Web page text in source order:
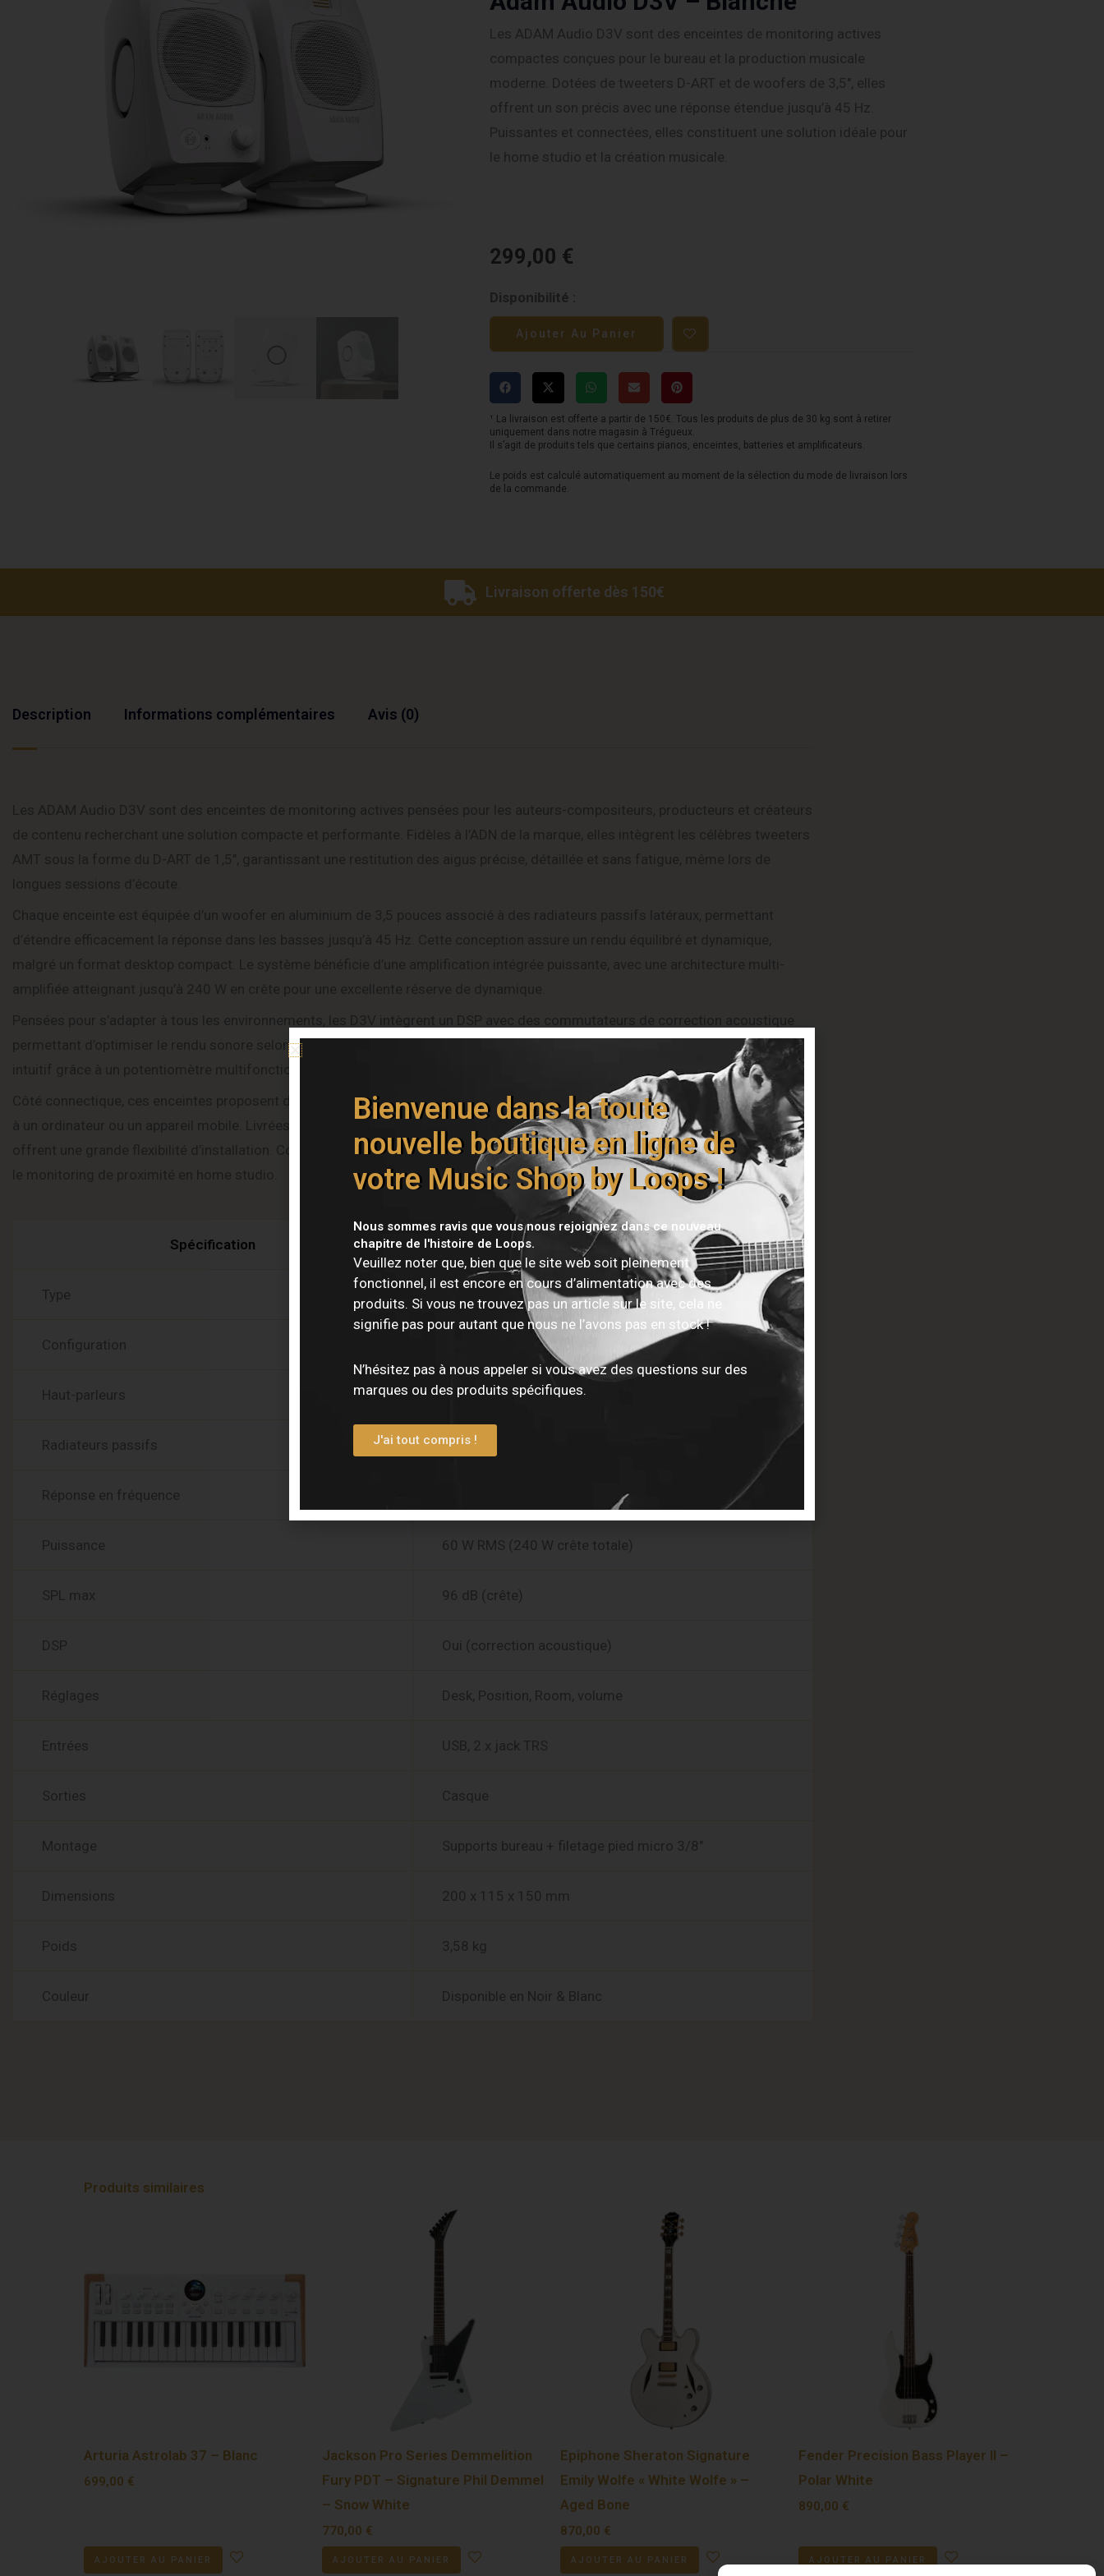
Les ADAM Audio D3V sont des enceintes de monitoring actives
compactes conçues pour le bureau et la production musicale
moderne. Dotées de tweeters D-ART et de woofers de 3,5″, elles
offrent un son précis avec une réponse étendue jusqu’à 45 Hz.
Puissantes et connectées, elles constituent une solution idéale pour
le home studio et la création musicale.
299,00 €
Disponibilité :
quantité
de
Adam
Audio
D3V
-
Blanche
Ajouter Au Panier
¹ La livraison est offerte a partir de 150€. Tous les produits de plus de 30 kg sont à retirer
uniquement dans notre magasin à Trégueux.
Il s’agit de produits tels que certains pianos, enceintes, batteries et amplificateurs.
Le poids est calculé automatiquement au moment de la sélection du mode de livraison lors
de la commande.
Livraison offerte dès 150€
Description Informations complémentaires Avis (0)
permettant d’optimiser le rendu sonore selon la position (bureau, mur, angle) et les conditions de la pièce. Le réglage est simple et
Côté connectique, ces enceintes proposent des entrées analogiques symétriques ainsi qu’un port USB pour une connexion directe
à un ordinateur ou un appareil mobile. Livrées avec des supports de bureau et équipées d’un filetage pour pied de micro, elles
offrent une grande flexibilité d’installation. Compactes, puissantes et précises, les ADAM Audio D3V sont une solution idéale pour
Spécification Détail
Type Enceintes de monitoring actives (paire)
Configuration 2 voies avec radiateurs passifs
Haut-parleurs Woofer 3,5″ aluminium + tweeter D-ART 1,5″
Radiateurs passifs 2 x 3,5″
Réponse en fréquence
Puissance 60 W RMS (240 W crête totale)
SPL max 96 dB (crête)
DSP Oui (correction acoustique)
Réglages Desk, Position, Room, volume
Entrées USB, 2 x jack TRS
Sorties Casque
Montage Supports bureau + filetage pied micro 3/8″
Dimensions 200 x 115 x 150 mm
Poids 3,58 kg
Couleur Disponible en Noir & Blanc
Produits similaires
Arturia Astrolab 37 – Blanc
699,00 €
AJOUTER AU PANIER
Jackson Pro Series Demmelition
Fury PDT – Signature Phil Demmel
– Snow White
770,00 €
AJOUTER AU PANIER
Epiphone Sheraton Signature
Emily Wolfe « White Wolfe » –
Aged Bone
870,00 €
AJOUTER AU PANIER
Fender Precision Bass Player II –
Polar White
890,00 €
AJOUTER AU PANIER
Bienvenue dans la toute
nouvelle boutique en ligne de
votre Music Shop by Loops !
Nous sommes ravis que vous nous rejoigniez dans ce nouveau
chapitre de l'histoire de Loops.
Veuillez noter que, bien que le site web soit pleinement
fonctionnel, il est encore en cours d’alimentation avec des
produits. Si vous ne trouvez pas un article sur le site, cela ne
signifie pas pour autant que nous ne l’avons pas en stock !
N’hésitez pas à nous appeler si vous avez des questions sur des
marques ou des produits spécifiques.
J'ai tout compris !